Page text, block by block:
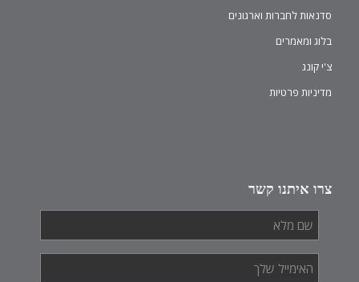
סדנאות לחברות וארגונים
בלוג ומאמרים
צ'י קונג
מדיניות פרטיות
צרו איתנו קשר
שם
מלא *
האימייל
שלך *